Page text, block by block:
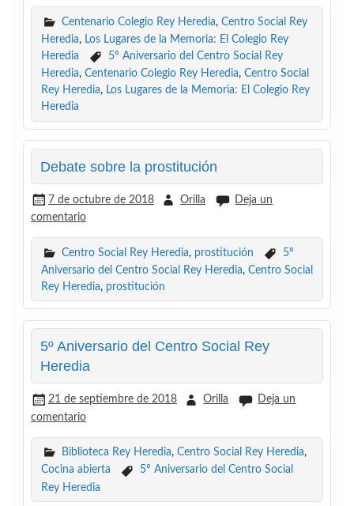
Centenario Colegio Rey Heredia, Centro Social Rey
Heredia, Los Lugares de la Memoria: El Colegio Rey
Heredia
5º Aniversario del Centro Social Rey
Heredia, Centenario Colegio Rey Heredia, Centro Social
Rey Heredia, Los Lugares de la Memoria: El Colegio Rey
Heredia
Debate sobre la prostitución
7 de octubre de 2018 Orilla
Deja un
comentario
Centro Social Rey Heredia, prostitución
5º
Aniversario del Centro Social Rey Heredia, Centro Social
Rey Heredia, prostitución
5º Aniversario del Centro Social Rey
Heredia
21 de septiembre de 2018 Orilla
Deja un
comentario
Biblioteca Rey Heredia, Centro Social Rey Heredia,
Cocina abierta
5º Aniversario del Centro Social
Rey Heredia